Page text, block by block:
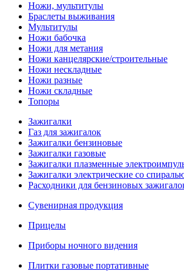
Ножи, мультитулы
Браслеты выживания
Мультитулы
Ножи бабочка
Ножи для метания
Ножи канцелярские/строительные
Ножи нескладные
Ножи разные
Ножи складные
Топоры
Зажигалки
Газ для зажигалок
Зажигалки бензиновые
Зажигалки газовые
Зажигалки плазменные
Зажигалки электрические со
Расходники для бензиновых
Сувенирная продукция
Прицелы
Приборы ночного видения
Плитки газовые портативные